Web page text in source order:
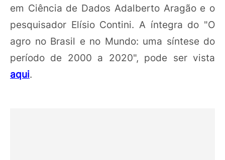
em Ciência de Dados Adalberto Aragão e o
pesquisador Elísio Contini. A íntegra do "O
agro no Brasil e no Mundo: uma síntese do
período de 2000 a 2020", pode ser vista
aqui.